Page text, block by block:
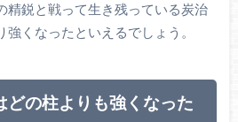
精鋭と戦って生き残っている炭治
くなったといえるでしょう。
どの柱よりも強くなった